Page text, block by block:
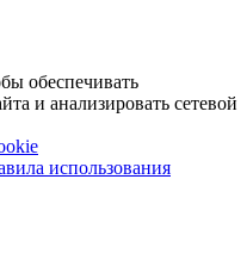
обеспечивать
и анализировать сетевой
использования